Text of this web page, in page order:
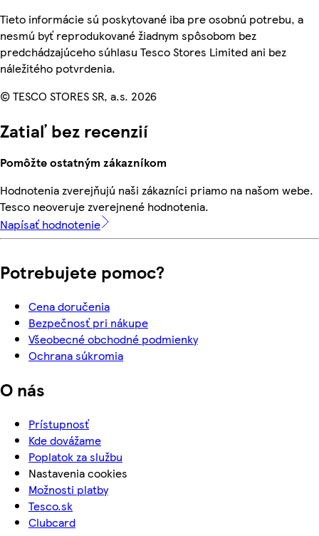
Tieto informácie sú poskytované iba pre osobnú potrebu, a
nesmú byť reprodukované žiadnym spôsobom bez
predchádzajúceho súhlasu Tesco Stores Limited ani bez
náležitého potvrdenia.
© TESCO STORES SR, a.s. 2026
Zatiaľ bez recenzií
Pomôžte ostatným zákazníkom
Hodnotenia zverejňujú naši zákazníci priamo na našom webe.
Tesco neoveruje zverejnené hodnotenia.
Napísať hodnotenie
Potrebujete pomoc?
Cena doručenia
Bezpečnosť pri nákupe
Všeobecné obchodné podmienky
Ochrana súkromia
O nás
Prístupnosť
Kde dovážame
Poplatok za službu
Nastavenia cookies
Možnosti platby
Tesco.sk
Clubcard